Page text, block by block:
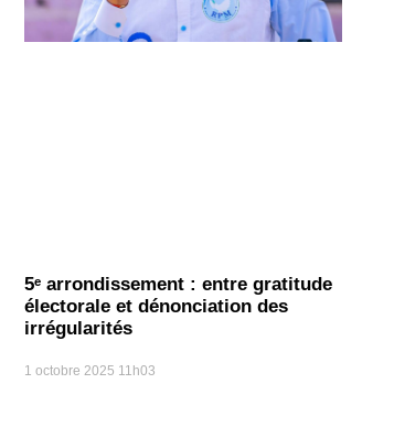
5ᵉ arrondissement : entre gratitude
électorale et dénonciation des
irrégularités
1 octobre 2025 11h03